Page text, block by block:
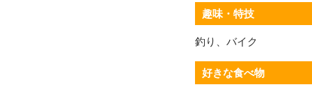
趣味・特技
釣り、バイク
好きな食べ物